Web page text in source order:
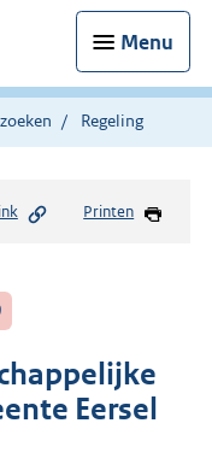
Menu
Regeling
Printen
Eersel